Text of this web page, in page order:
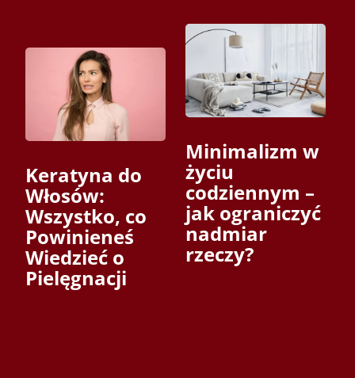
Keratyna do
Włosów:
Wszystko, co
Powinieneś
Wiedzieć o
Pielęgnacji
Minimalizm w
życiu
codziennym –
jak ograniczyć
nadmiar
rzeczy?